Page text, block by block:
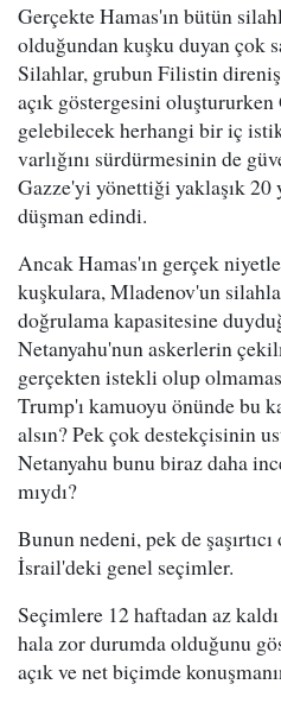
Gerçekte Hamas'ın bütün
olduğundan kuşku duyan çok
Silahlar, grubun Filistin
açık göstergesini
gelebilecek herhangi bir iç
varlığını sürdürmesinin de
Gazze'yi yönettiği yaklaşık 20
düşman edindi.
Ancak Hamas'ın gerçek
kuşkulara, Mladenov'un
doğrulama kapasitesine
Netanyahu'nun askerlerin
gerçekten istekli olup
Trump'ı kamuoyu önünde bu
alsın? Pek çok destekçisinin
Netanyahu bunu biraz daha
mıydı?
Bunun nedeni, pek de
İsrail'deki genel seçimler.
Seçimlere 12 haftadan az
hala zor durumda olduğunu
açık ve net biçimde